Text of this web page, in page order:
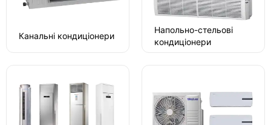
Канальні кондиціонери
Напольно-стельові
кондиціонери